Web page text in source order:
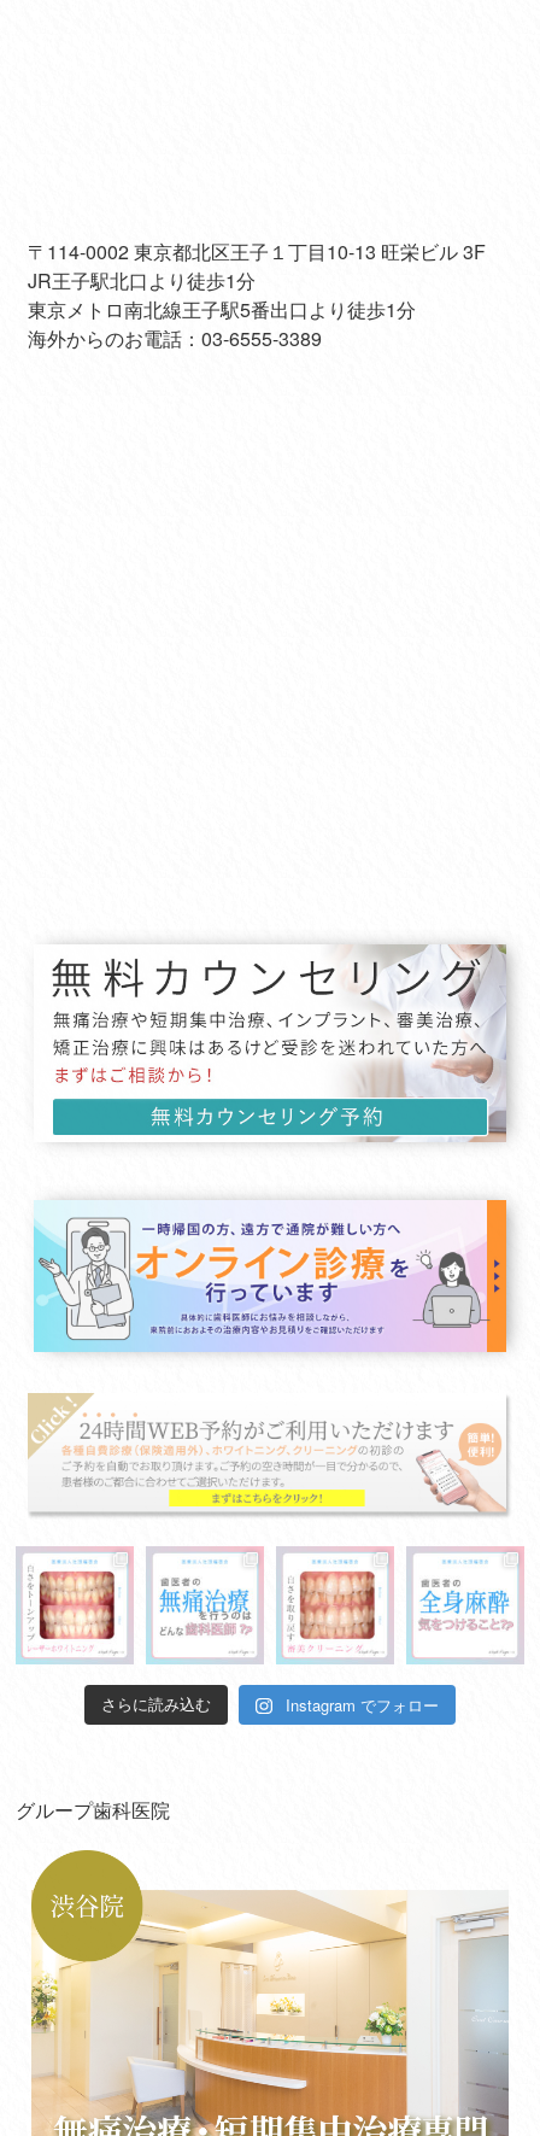
〒114-0002 東京都北区王子１丁目10-13 旺栄ビル 3F
JR王子駅北口より徒歩1分
東京メトロ南北線王子駅5番出口より徒歩1分
海外からのお電話：03-6555-3389
さらに読み込む Instagram でフォロー
グループ歯科医院